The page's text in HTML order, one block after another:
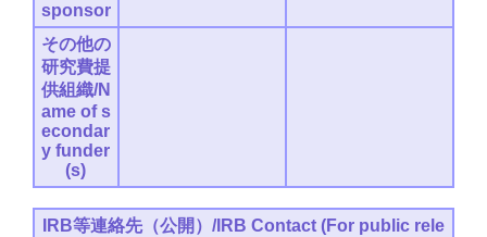
sponsor
その他の
研究費提
供組織/N
ame of s
econdar
y funder
(s)
IRB等連絡先（公開）/IRB Contact (For public rele